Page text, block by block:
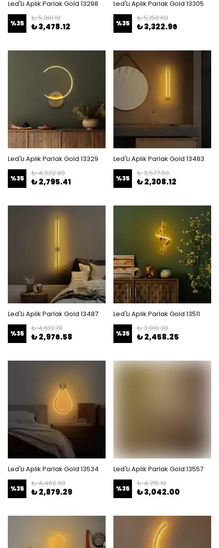
Led'Li Aplik Parlak Gold 13298
%35
₺ 5,391.10
₺ 3,478.12
Led'Li Aplik Parlak Gold 13305
%35
₺ 5,150.60
₺ 3,322.96
Led'Li Aplik Parlak Gold 13329
%35
₺ 4,332.90
₺ 2,795.41
Led'Li Aplik Parlak Gold 13483
%35
₺ 3,577.60
₺ 2,308.12
Led'Li Aplik Parlak Gold 13487
%35
₺ 4,613.70
₺ 2,976.58
Led'Li Aplik Parlak Gold 13511
%35
₺ 3,810.30
₺ 2,458.25
Led'Li Aplik Parlak Gold 13534
%35
₺ 4,462.90
₺ 2,879.29
Led'Li Aplik Parlak Gold 13557
%35
₺ 4,715.10
₺ 3,042.00